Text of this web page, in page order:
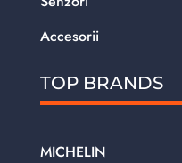
Accesorii
TOP BRANDS
MICHELIN